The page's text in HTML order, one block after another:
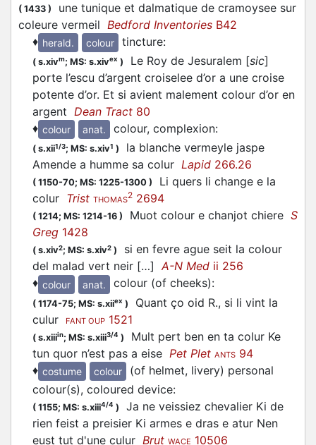
( 1433 )
une tunique et dalmatique de cramoysee sur
coleure vermeil Bedford Inventories B42
♦ herald. colour tincture:
( s.xivm; MS: s.xivex ) Le Roy de Jesuralem [sic]
porte l’escu d’argent croiselee d’or a une croise
potente d’or. Et si avient malement colour d’or en
argent Dean Tract 80
♦ colour anat. colour, complexion:
( s.xii1/3; MS: s.xiv1 )
la blanche vermeyle jaspe
Amende a humme sa colur Lapid 266.26
( 1150-70; MS: 1225-1300 )
Li quers li change e la
colur Trist THOMAS2 2694
( 1214; MS: 1214-16 ) Muot colour e chanjot chiere S
Greg 1428
( s.xiv2; MS: s.xiv2 )
si en fevre ague seit la colour
del malad vert neir […]A-N Med ii 256
♦ colour anat. colour (of cheeks):
( 1174-75; MS: s.xiiex )
Quant ço oid R., si li vint la
culur
FANT OUP 1521
( s.xiiiin; MS: s.xiii3/4 )
Mult pert ben en ta colur Ke
tun quor n’est pas a eise Pet Plet ANTS 94
♦ costume colour
(of helmet, livery) personal
colour(s), coloured device:
( 1155; MS: s.xiii4/4 )
Ja ne veissiez chevalier Ki de
rien feist a preisier Ki armes e dras e atur Nen
eust tut d'une culur Brut WACE 10506